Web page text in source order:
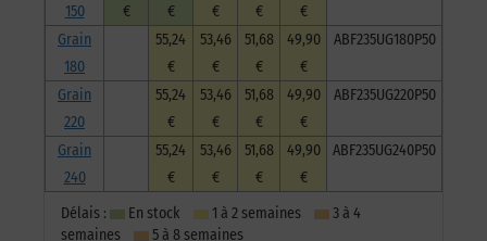
150
€
€
€
€
€
Grain
180
55,24
€
53,46
€
51,68
€
49,90
€
ABF235UG180P50
Grain
220
55,24
€
53,46
€
51,68
€
49,90
€
ABF235UG220P50
Grain
240
55,24
€
53,46
€
51,68
€
49,90
€
ABF235UG240P50
Délais : En stock 1 à 2 semaines
3 à 4
semaines
5 à 8 semaines